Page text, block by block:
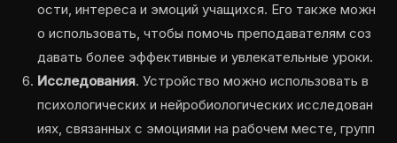
ости, интереса и эмоций учащихся. Его также можн
о использовать, чтобы помочь преподавателям соз
давать более эффективные и увлекательные уроки.
Исследования. Устройство можно использовать в
психологических и нейробиологических исследован
иях, связанных с эмоциями на рабочем месте, групп